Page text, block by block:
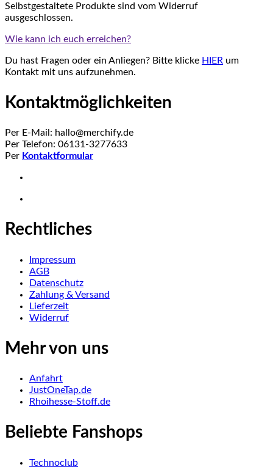
Selbstgestaltete Produkte sind vom Widerruf
ausgeschlossen.
Wie kann ich euch erreichen?
Du hast Fragen oder ein Anliegen? Bitte klicke HIER um
Kontakt mit uns aufzunehmen.
Kontaktmöglichkeiten
Per E-Mail: hallo@merchify.de
Per Telefon: 06131-3277633
Per Kontaktformular
Rechtliches
Impressum
AGB
Datenschutz
Zahlung & Versand
Lieferzeit
Widerruf
Mehr von uns
Anfahrt
JustOneTap.de
Rhoihesse-Stoff.de
Beliebte Fanshops
Technoclub